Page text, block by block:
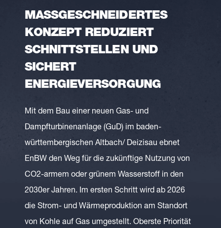
MASSGESCHNEIDERTES K
ONZEPT REDUZIERT S
CHNITTSTELLEN UND S
ICHERT E
NERGIEVERSORGUNG
Mit dem Bau einer neuen Gas- und
Dampfturbinenanlage (GuD) im baden-
württembergischen Altbach/ Deizisau ebnet
EnBW den Weg für die zukünftige Nutzung von
CO2-armem oder grünem Wasserstoff in den
2030er Jahren. Im ersten Schritt wird ab 2026
die Strom- und Wärmeproduktion am Standort
von Kohle auf Gas umgestellt. Oberste Priorität